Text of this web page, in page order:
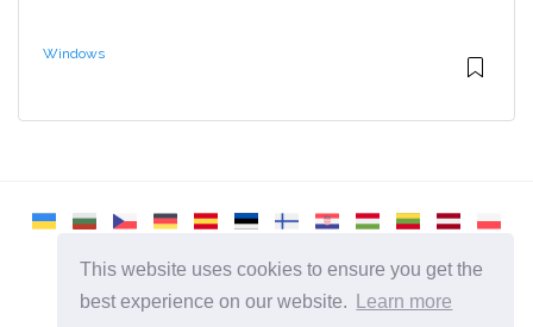
This website uses cookies to ensure you get the
best experience on our website.
Learn more
Windows
2026 ©Remontcompa